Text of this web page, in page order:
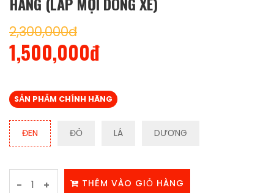
2,300,000đ
1,500,000đ
SẢN PHẨM CHÍNH HÃNG
ĐEN ĐỎ LÁ DƯƠNG
- + THÊM VÀO GIỎ HÀNG